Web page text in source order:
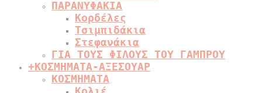
ΠΑΡΑΝΥΦΑΚΙΑ
Κορδέλες
Τσιμπιδάκια
Στεφανάκια
ΓΙΑ ΤΟΥΣ ΦΙΛΟΥΣ ΤΟΥ ΓΑΜΠΡΟΥ
+ΚΟΣΜΗΜΑΤΑ-ΑΞΕΣΟΥΑΡ
ΚΟΣΜΗΜΑΤΑ